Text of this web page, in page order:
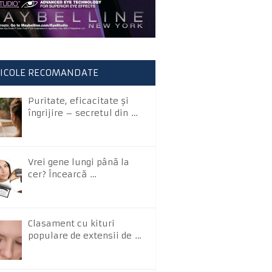
RECOMANDATE
Puritate, eficacitate și
îngrijire – secretul din …
Vrei gene lungi până la
cer? Încearcă …
Clasament cu kituri
populare de extensii de …